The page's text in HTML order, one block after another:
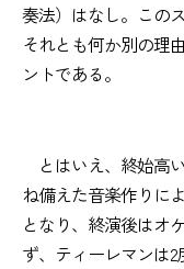
奏法）はなし。この
それとも何か別の理
ントである。
とはいえ、終始高
ね備えた音楽作りに
となり、終演後はオ
ず、ティーレマンは